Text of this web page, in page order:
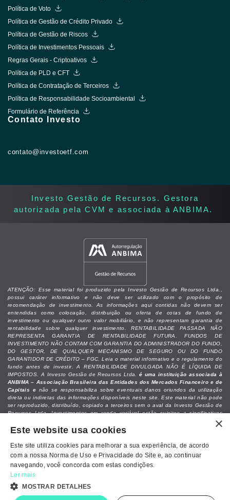
Política de Voto
Política de Gestão de Crédito Privado
Política de Gestão de Riscos
Política de Investimentos Pessoais
Regras Gerais - Criptoativos
Política de PLD e CFT
Política de Contratação de Terceiros
Política de Responsabilidade Socioambiental
Formulário de Referência
Contato Investo
contato@investoetf.com
Investo Gestão de Recursos. Gestora
autorizada pela CVM e associada à ANBIMA. ​
ATENÇÃO: Esse material foi produzido pela Investo Gestão de Recursos Ltda.,
possui caráter informativo e não deve ser utilizado com o propósito de
recomendação de investimento. As informações aqui contidas não devem ser
entendidas como colocação, distribuição ou oferta de cotas de fundo de
investimento ou qualquer outro valor mobiliário, e não representam garantia de
rentabilidade sobre qualquer investimento. RENTABILIDADE PASSADA NÃO
REPRESENTA GARANTIA DE RENTABILIDADE FUTURA. FUNDOS DE
INVESTIMENTO NÃO CONTAM COM GARANTIA DO ADMINISTRADOR DO FUNDO,
DO GESTOR, DE QUALQUER MECANISMO DE SEGURO OU DO FUNDO
GARANTIDOR DE CRÉDITO – FGC. Leia o material informativo e o regulamento do
fundo antes de investir. A RENTABILIDADE DIVULGADA NÃO É LÍQUIDA DE
IMPOSTOS. A Investo Gestão de Recursos Ltda. é uma instituição associada à
ANBIMA – Associação Brasileira das Entidades dos Mercados Financeiro e de
Capitais e não se responsabiliza sobre eventuais danos oriundos da utilização
direta ou indiretas das informações disponíveis neste site. Este material não pode
ser reproduzido, distribuído, copiado a terceiros sem o aval da Investo Gestão de
Recursos Ltda. Investimentos em renda variável estão sujeitos a significativas
perdas patrimoniais do capital alocado. Recomendamos que as decisões de
investimentos sejam analisadas junto a um assessor de investimentos ou
individuais do investidor.
×
Este website usa cookies
Este site utiliza cookies para melhorar a sua experiência, de acordo
com a nossa Norma de Uso e Privacidade do Site e, ao continuar
navegando, você concorda com estas condições.
Ler mais
MOSTRAR DETALHES